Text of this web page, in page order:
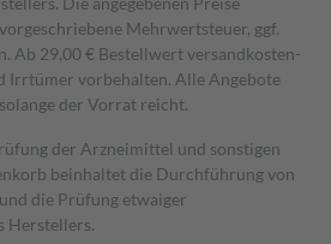
Mehrwertsteuer, ggf.
Ab 29,00 € Bestell­wert versand­kosten­
Irrtümer vorbehalten. Alle Angebote
der Vorrat reicht.
der Arzneimittel und sonstigen
beinhaltet die Durchführung von
die Prüfung etwaiger
Herstellers.